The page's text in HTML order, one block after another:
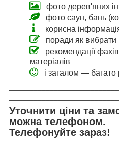
фото дерев'яних
фото саун, бань
корисна
поради як вибрати
рекомендації
матеріалів
і загалом — багато
Уточнити ціни та
можна телефоном.
Телефонуйте зараз!